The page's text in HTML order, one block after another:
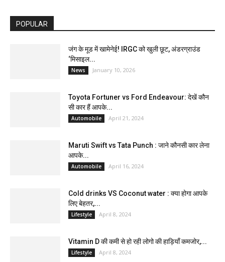
POPULAR
जंग के मूड में खामेनेई! IRGC को खुली छूट, अंडरग्राउंड
‘मिसाइल...
News January 10, 2026
Toyota Fortuner vs Ford Endeavour: देखें कौन
सी कार हैं आपके...
Automobile April 21, 2024
Maruti Swift vs Tata Punch : जाने कौनसी कार लेना
आपके...
Automobile April 16, 2024
Cold drinks VS Coconut water : क्या होगा आपके
लिए बेहतर,...
Lifestyle April 8, 2024
Vitamin D की कमी से हो रही लोगो की हाड़ियाँ कमजोर,...
Lifestyle April 8, 2024